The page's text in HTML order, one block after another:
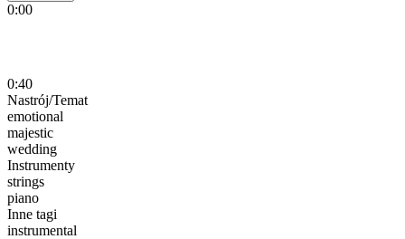
0:00
0:40
Nastrój/Temat
emotional
majestic
wedding
Instrumenty
strings
piano
Inne tagi
instrumental